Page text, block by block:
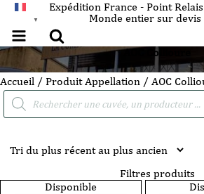
▼
Expédition France - Point
Monde entier sur
AOC Collioure
Accueil / Produit Appellation / AOC
Recherche
Filtres produits
Disponible